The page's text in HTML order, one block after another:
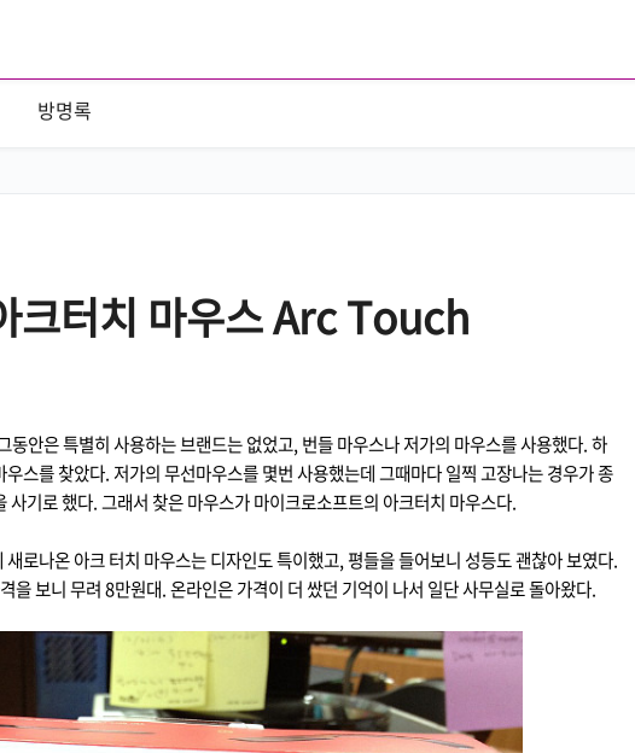
방명록
크터치 마우스 Arc Touch
동안은 특별히 사용하는 브랜드는 없었고, 번들 마우스나 저가의 마우스를 사용했다. 하
스를 찾았다. 저가의 무선마우스를 몇번 사용했는데 그때마다 일찍 고장나는 경우가 종
사기로 했다. 그래서 찾은 마우스가 마이크로소프트의 아크터치 마우스다.
로나온 아크 터치 마우스는 디자인도 특이했고, 평들을 들어보니 성등도 괜찮아 보였다.
을 보니 무려 8만원대. 온라인은 가격이 더 쌌던 기억이 나서 일단 사무실로 돌아왔다.